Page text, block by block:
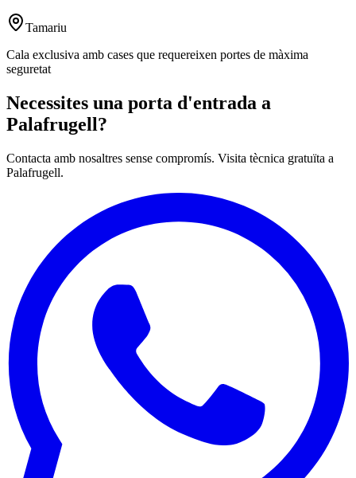
Tamariu
Cala exclusiva amb cases que requereixen portes de màxima
seguretat
Necessites una porta d'entrada a
Palafrugell?
Contacta amb nosaltres sense compromís. Visita tècnica gratuïta a
Palafrugell.